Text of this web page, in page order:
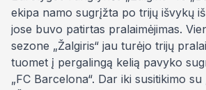
ekipa namo sugrįžta po trijų išvykų
jose buvo patirtas pralaimėjimas.
sezone „Žalgiris“ jau turėjo trijų
tuomet į pergalingą kelią pavyko
„FC Barcelona“. Dar iki susitikimo su